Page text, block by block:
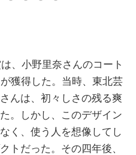
、小野里奈さんのコート
獲得した。当時、東北芸
んは、初々しさの残る爽
。しかし、このデザイン
く、使う人を想像してし
トだった。その四年後、